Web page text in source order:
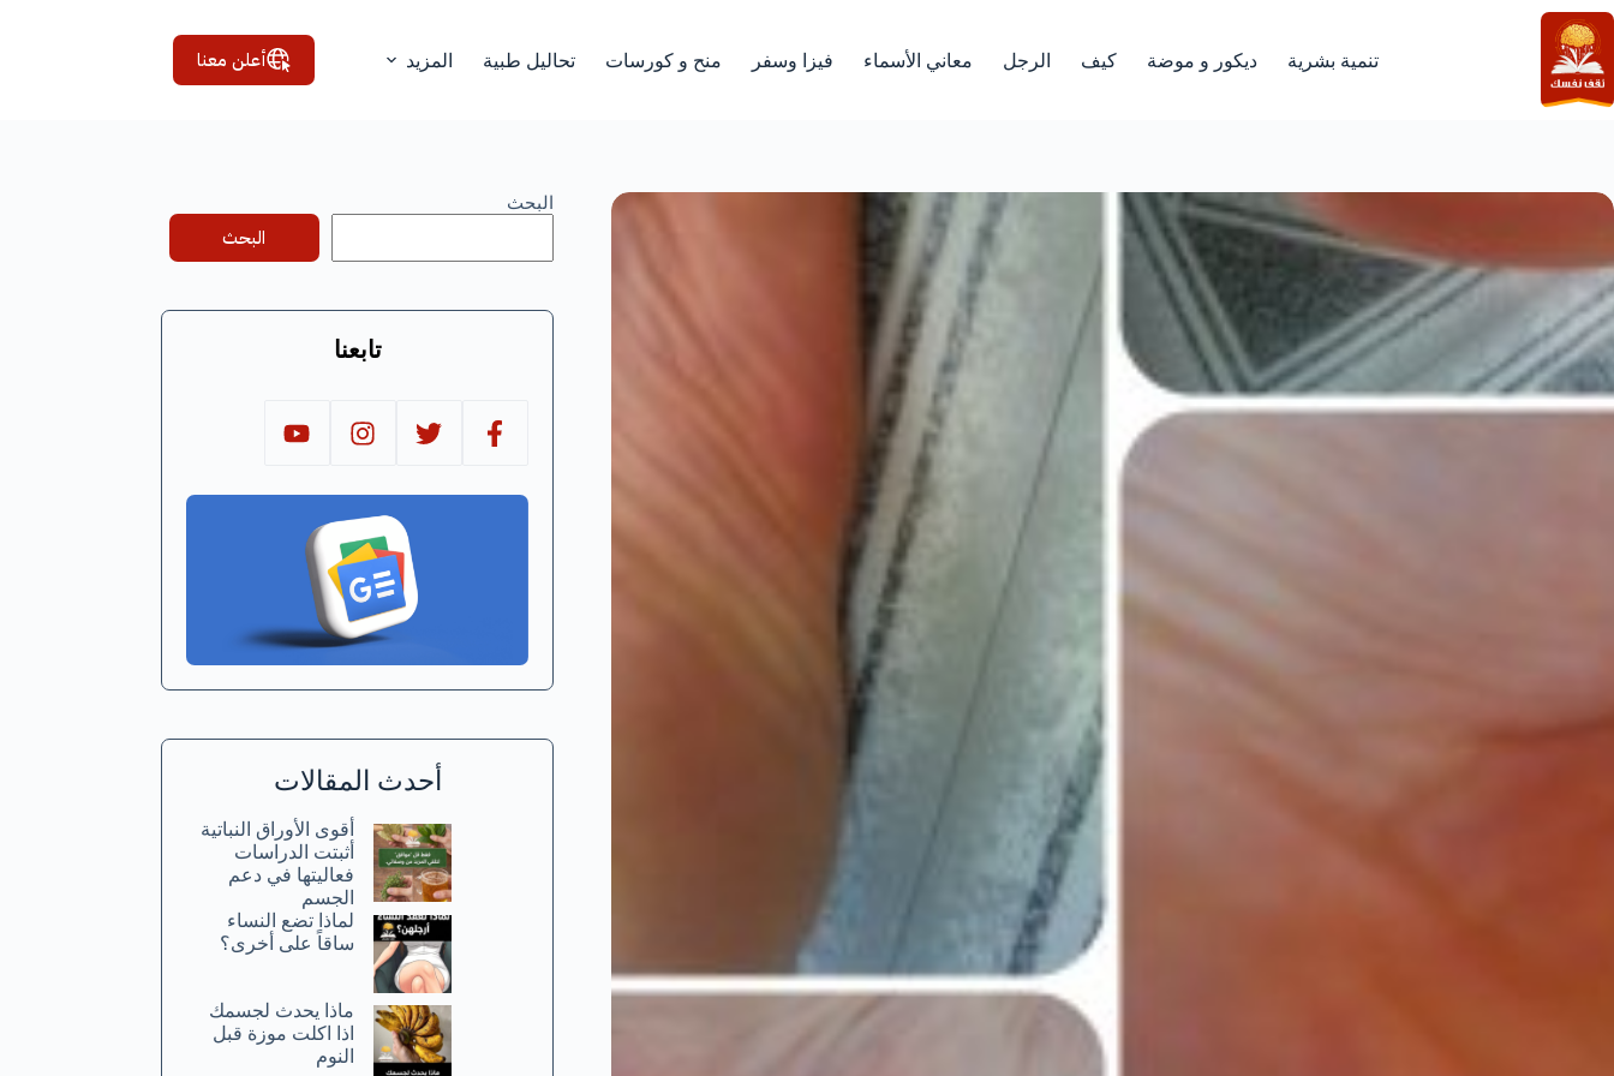
التجاوز
إلى
المحتوى
تنمية بشرية ديكور و موضة كيف الرجل معاني الأسماء فيزا وسفر منح و كورسات تحاليل طبية المزيد أعلن معنا
البحث
البحث
تابعنا
أحدث المقالات
أقوى الأوراق النباتية
أثبتت الدراسات
فعاليتها في دعم
الجسم
لماذا تضع النساء
ساقاً على أخرى؟
ماذا يحدث لجسمك
اذا اكلت موزة قبل
النوم